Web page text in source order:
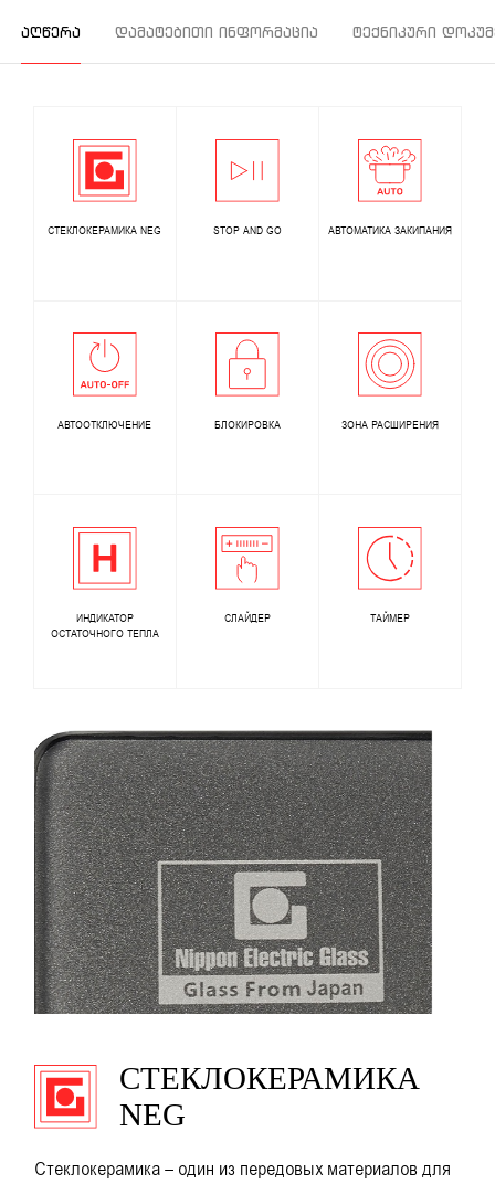
ᲐᲦᲬᲔᲠᲐ ᲓᲐᲛᲐᲢᲔᲑᲘᲗᲘ ᲘᲜᲤᲝᲠᲛᲐᲪᲘᲐ ᲢᲔᲥᲜᲘᲙᲣᲠᲘ
СТЕКЛОКЕРАМИКА NEG STOP AND GO АВТОМАТИКА ЗАКИПАНИЯ
АВТООТКЛЮЧЕНИЕ БЛОКИРОВКА ЗОНА РАСШИРЕНИЯ
ИНДИКАТОР
ОСТАТОЧНОГО ТЕПЛА
СЛАЙДЕР ТАЙМЕР
СТЕКЛОКЕРАМИКА
NEG
Стеклокерамика – один из передовых материалов для